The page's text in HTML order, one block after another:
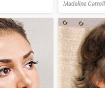
Madeline Carroll